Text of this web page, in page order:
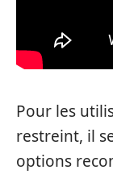
Pour les
restreint, il
options